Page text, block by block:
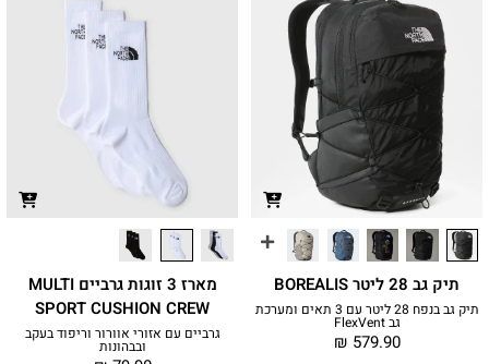
תיק גב 28 ליטר BOREALIS
תיק גב בנפח 28 ליטר עם 3 תאים ומערכת
גב FlexVent
₪ 579.90
מארז 3 זוגות גרביים MULTI
SPORT CUSHION CREW
גרביים עם אזורי אוורור וריפוד בעקב
ובבהונות